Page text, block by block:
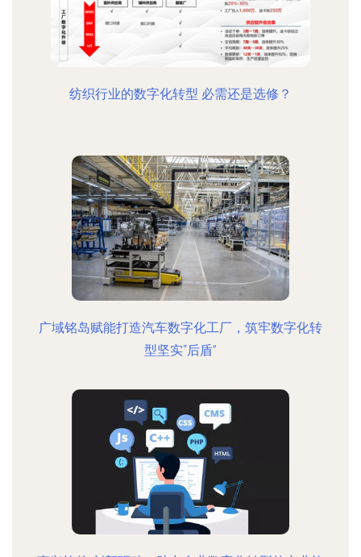
纺织行业的数字化转型 必需还是选修？
广域铭岛赋能打造汽车数字化工厂，筑牢数字化转
型坚实“后盾”